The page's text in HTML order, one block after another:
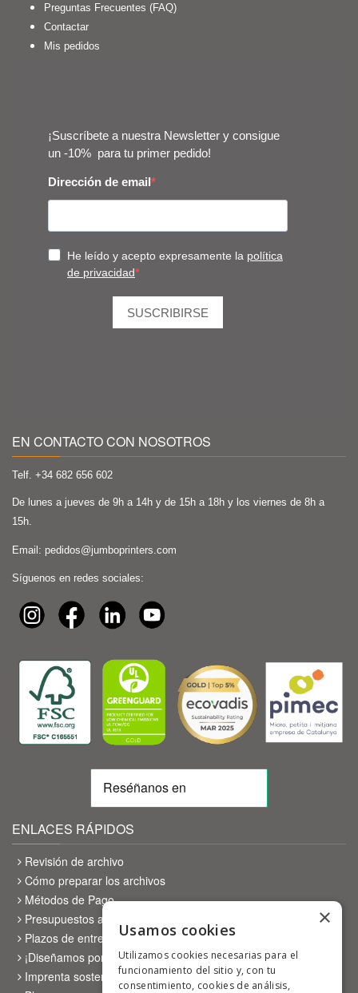
Preguntas Frecuentes (FAQ)
Contactar
Mis pedidos
EN CONTACTO CON NOSOTROS
Telf. +34 682 656 602
De lunes a jueves de 9h a 14h y de 15h a 18h y los viernes de 8h a
15h.
Email: pedidos@jumboprinters.com
Síguenos en redes sociales:
ENLACES RÁPIDOS
Revisión de archivo
Cómo preparar los archivos
Métodos de Pago
Presupuestos a medida
Plazos de entrega
¡Diseñamos por ti!
Imprenta sostenible
×
Usamos cookies
Utilizamos cookies necesarias para el
funcionamiento del sitio y, con tu
consentimiento, cookies de análisis,